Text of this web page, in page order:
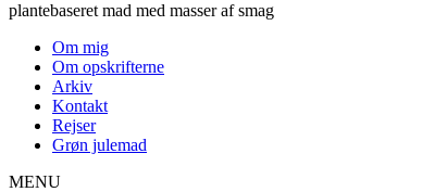
plantebaseret mad med masser af smag
Om mig
Om opskrifterne
Arkiv
Kontakt
Rejser
Grøn julemad
MENU